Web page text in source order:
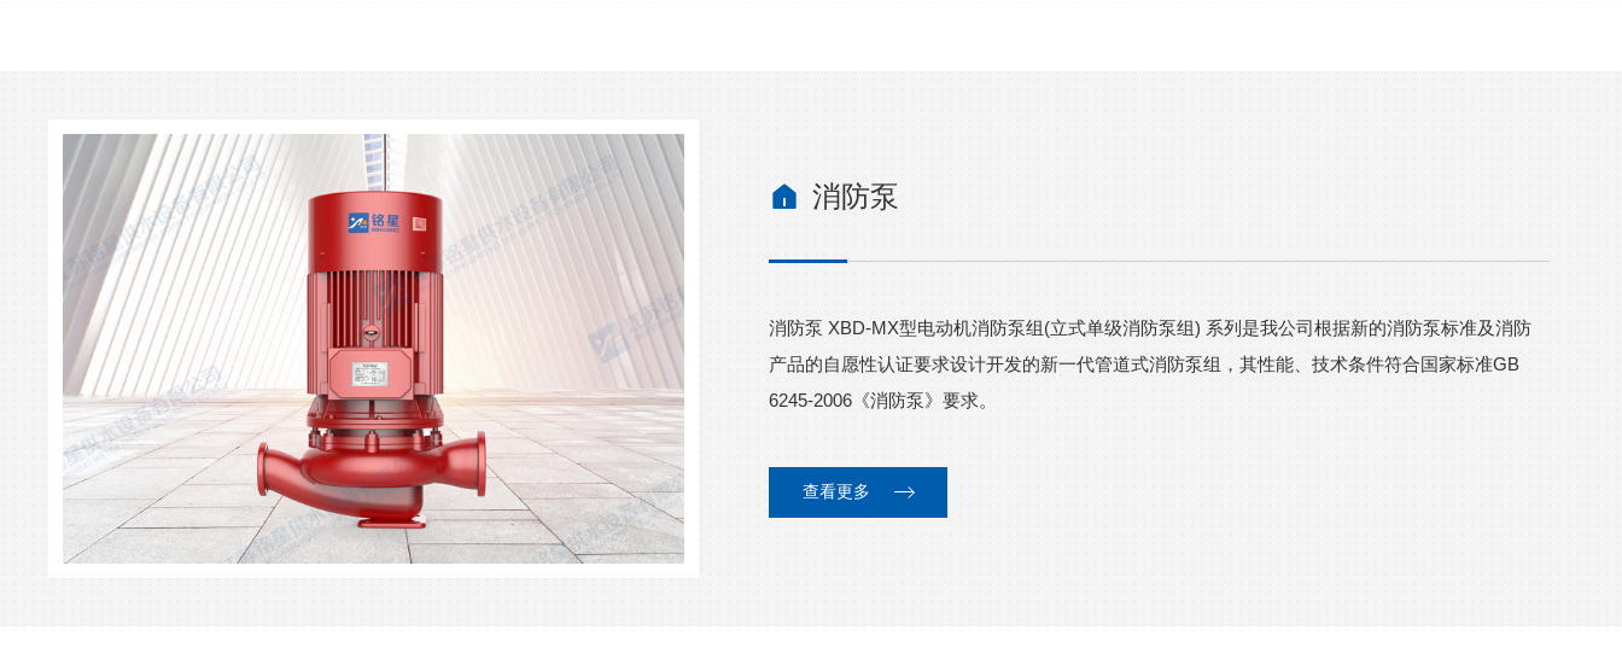
消防泵
消防泵 XBD-MX型电动机消防泵组(立式单级消防泵组) 系列是我公司根据新的消防泵标准及消防
产品的自愿性认证要求设计开发的新一代管道式消防泵组，其性能、技术条件符合国家标准GB
6245-2006《消防泵》要求。
查看更多